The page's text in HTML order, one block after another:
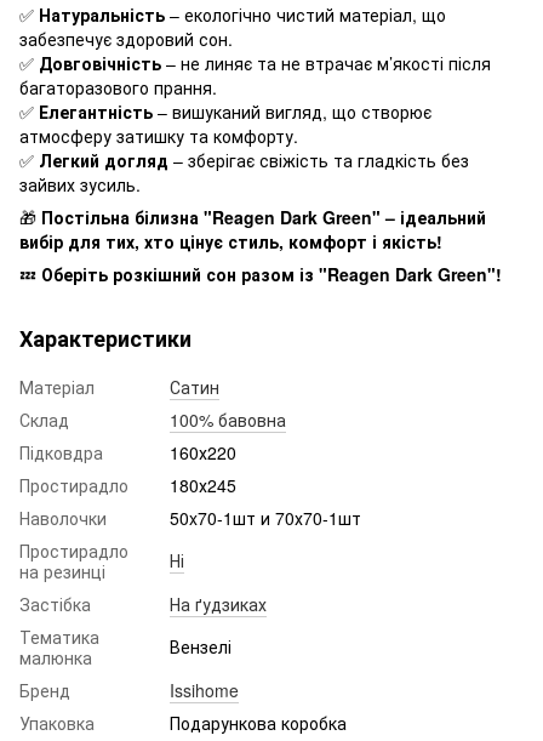
✅ Натуральність – екологічно чистий матеріал, що
забезпечує здоровий сон.
✅ Довговічність – не линяє та не втрачає м’якості після
багаторазового прання.
✅ Елегантність – вишуканий вигляд, що створює
атмосферу затишку та комфорту.
✅ Легкий догляд – зберігає свіжість та гладкість без
зайвих зусиль.
🎁 Постільна білизна "Reagen Dark Green" – ідеальний
вибір для тих, хто цінує стиль, комфорт і якість!
💤 Оберіть розкішний сон разом із "Reagen Dark Green"!
Характеристики
Матеріал
Сатин
Склад
100% бавовна
Підковдра
160х220
Простирадло
180х245
Наволочки
50x70-1шт и 70х70-1шт
Простирадло
на резинці
Ні
Застібка
На ґудзиках
Тематика
малюнка
Вензелі
Бренд
Issihome
Упаковка
Подарункова коробка